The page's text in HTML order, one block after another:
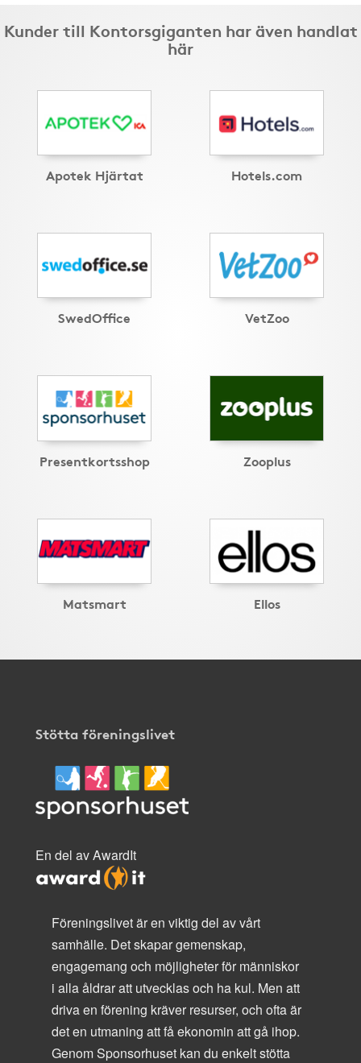
Kunder till Kontorsgiganten har även handlat
här
Apotek Hjärtat Hotels.com
SwedOffice VetZoo
Presentkortsshop Zooplus
Matsmart Ellos
Stötta föreningslivet
En del av AwardIt
Föreningslivet är en viktig del av vårt
samhälle. Det skapar gemenskap,
engagemang och möjligheter för människor
i alla åldrar att utvecklas och ha kul. Men att
driva en förening kräver resurser, och ofta är
det en utmaning att få ekonomin att gå ihop.
Genom Sponsorhuset kan du enkelt stötta